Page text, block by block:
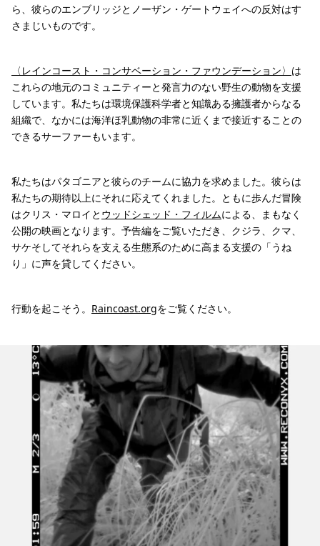
ら、彼らのエンブリッジとノーザン・ゲートウェイへの反対はす
さまじいものです。
〈レインコースト・コンサベーション・ファウンデーション〉 は
これらの地元のコミュニティーと発言力のない野生の動物を支援
しています。私たちは環境保護科学者と知識ある擁護者からなる
組織で、なかには海洋ほ乳動物の非常に近くまで接近することの
できるサーファーもいます。
私たちはパタゴニアと彼らのチームに協力を求めました。彼らは
私たちの期待以上にそれに応えてくれました。ともに歩んだ冒険
はクリス・マロイと ウッドシェッド・フィルムによる、まもなく
公開の映画となります。予告編をご覧いただき、クジラ、クマ、
サケそしてそれらを支える生態系のために高まる支援の「うね
り」に声を貸してください。
行動を起こそう。 Raincoast.orgをご覧ください。